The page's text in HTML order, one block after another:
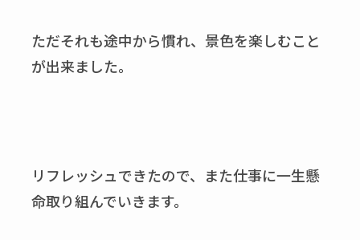
ただそれも途中から慣れ、景色を楽しむこと
が出来ました。
リフレッシュできたので、また仕事に一生懸
命取り組んでいきます。